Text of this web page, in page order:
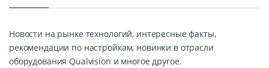
Новости на рынке технологий, интересные факты,
рекомендации по настройкам, новинки в отрасли
оборудования Qualvision и многое другое.